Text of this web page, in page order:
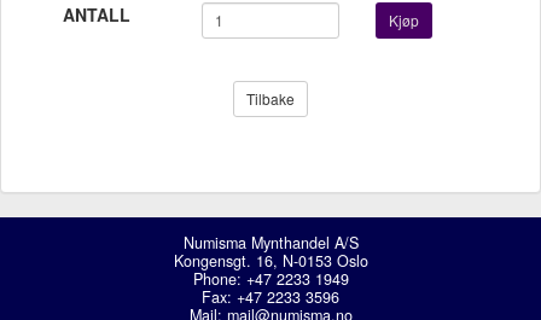
ANTALL
Kjøp
Tilbake
Numisma Mynthandel A/S
Kongensgt. 16, N-0153 Oslo
Phone: +47 2233 1949
Fax: +47 2233 3596
Mail: mail@numisma.no